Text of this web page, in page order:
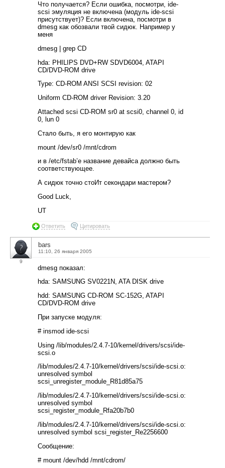
Что получается? Если ошибка, посмотри, ide-
scsi эмуляция не включена (модуль ide-scsi
присутствует)? Если включена, посмотри в
dmesg как обозвали твой сидюк. Например у
меня
dmesg | grep CD
hda: PHILIPS DVD+RW SDVD6004, ATAPI
CD/DVD-ROM drive
Type: CD-ROM ANSI SCSI revision: 02
Uniform CD-ROM driver Revision: 3.20
Attached scsi CD-ROM sr0 at scsi0, channel 0, id
0, lun 0
Стало быть, я его монтирую как
mount /dev/sr0 /mnt/cdrom
и в /etc/fstab’е название девайса должно быть
соответствующее.
А сидюк точно стоИт секондари мастером?
Good Luck,
UT
Ответить Цитировать
9
bars
11:10, 26 января 2005
dmesg показал:
hda: SAMSUNG SV0221N, ATA DISK drive
hdd: SAMSUNG CD-ROM SC-152G, ATAPI
CD/DVD-ROM drive
При запуске модуля:
# insmod ide-scsi
Using /lib/modules/2.4.7-10/kernel/drivers/scsi/ide-
scsi.o
/lib/modules/2.4.7-10/kernel/drivers/scsi/ide-scsi.o:
unresolved symbol
scsi_unregister_module_R81d85a75
/lib/modules/2.4.7-10/kernel/drivers/scsi/ide-scsi.o:
unresolved symbol
scsi_register_module_Rfa20b7b0
/lib/modules/2.4.7-10/kernel/drivers/scsi/ide-scsi.o:
unresolved symbol scsi_register_Re2256600
Сообщение:
# mount /dev/hdd /mnt/cdrom/